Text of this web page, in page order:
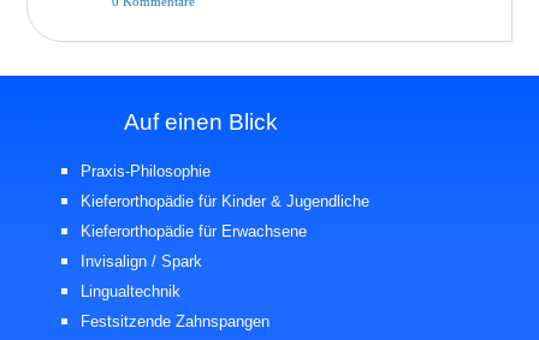
Auf einen Blick
Praxis-Philosophie
Kieferorthopädie für Kinder & Jugendliche
Kieferorthopädie für Erwachsene
Invisalign / Spark
Lingualtechnik
Festsitzende Zahnspangen